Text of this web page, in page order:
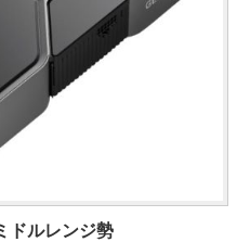
ドルレンジ勢